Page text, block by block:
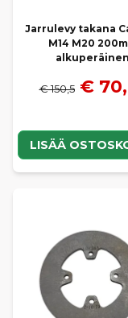
Jarrulevy takana
M14 M20
alkuperäinen
€ 150,5 €
LISÄÄ